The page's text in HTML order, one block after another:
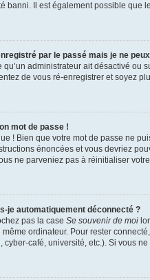
banni. Il est également possible que
par le passé mais je ne
qu’un administrateur ait désactivé
de vous ré-enregistrer et soyez
mot de passe !
! Bien que votre mot de passe ne
énoncées et vous devriez
ne parveniez pas à réinitialiser
je automatiquement déconnecté ?
pas la case Se souvenir de moi
ordinateur. Pour rester
cyber-café, université, etc.). Si vous